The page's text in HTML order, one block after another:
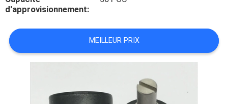
NOUS
DEMANDEZ
UNE
d'approvisionnement:
MEILLEUR PRIX